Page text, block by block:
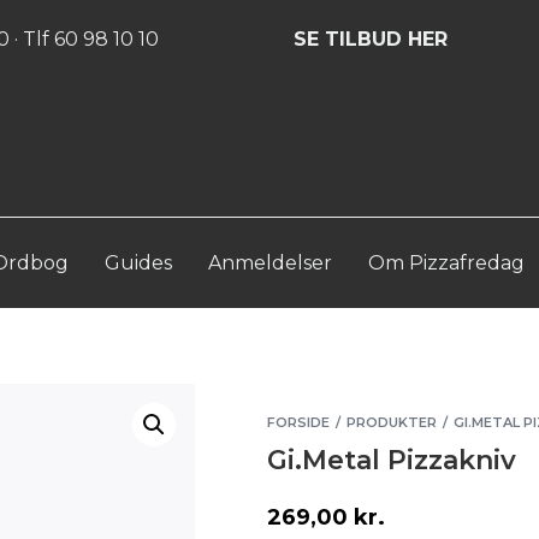
Tlf 60 98 10 10 SE TILBUD HER
Guides Anmeldelser Om Pizzafredag
FORSIDE / PRODUKTER / GI.METAL
Gi.Metal Pizzakniv
269,00 kr.